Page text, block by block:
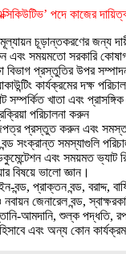
পদে কাজের
মূল্যায়ন চূড়ান্তকরণের জন্য
এবং সময়মতো সরকারি
বিভাগ প্রস্তুতির উপর
কার্যক্রমের দক্ষ
খাতা এবং প্রাসঙ্গিক
পরিচালনা করুন
প্রস্তুত করুন এবং সমস্ত
সংক্রান্ত সমস্যাগুলি
এবং সময়মত ভ্যাট
বিষয়ে ভালো জ্ঞান।
বন্ড, প্রাক্তন বন্ড,
জেনারেল বন্ড,
আমদানি, শুল্ক পদ্ধতি,
হিসাবে এবং অন্য কোন